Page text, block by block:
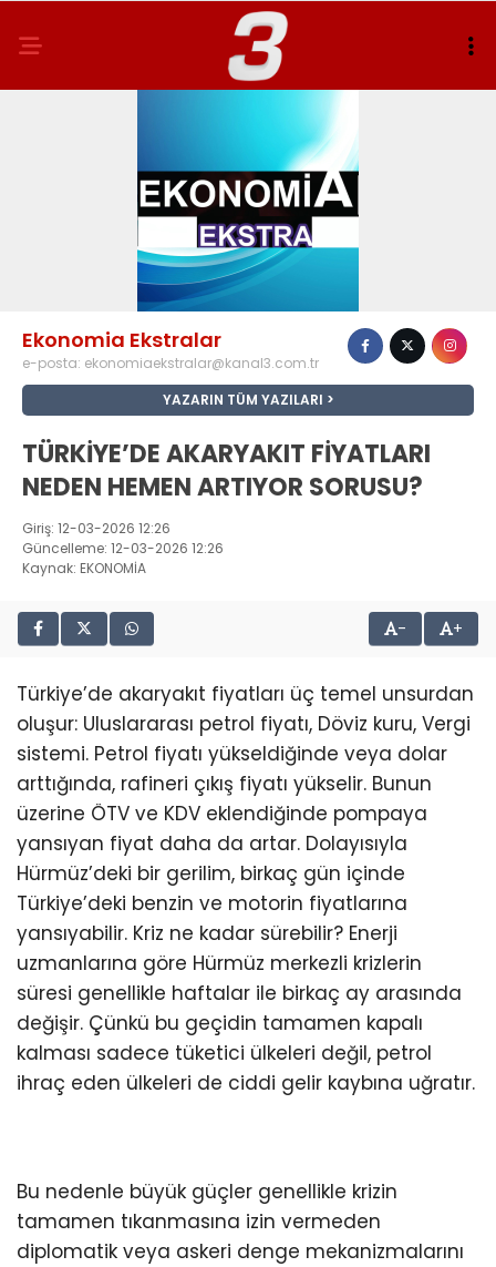
Ekonomia Ekstralar
e-posta: ekonomiaekstralar@kanal3.com.tr
YAZARIN TÜM YAZILARI
TÜRKİYE’DE AKARYAKIT FİYATLARI
NEDEN HEMEN ARTIYOR SORUSU?
Giriş: 12-03-2026 12:26
Güncelleme: 12-03-2026 12:26
Kaynak: EKONOMİA
- +
Türkiye’de akaryakıt fiyatları üç temel unsurdan
oluşur: Uluslararası petrol fiyatı, Döviz kuru, Vergi
sistemi. Petrol fiyatı yükseldiğinde veya dolar
arttığında, rafineri çıkış fiyatı yükselir. Bunun
üzerine ÖTV ve KDV eklendiğinde pompaya
yansıyan fiyat daha da artar. Dolayısıyla
Hürmüz’deki bir gerilim, birkaç gün içinde
Türkiye’deki benzin ve motorin fiyatlarına
yansıyabilir. Kriz ne kadar sürebilir? Enerji
uzmanlarına göre Hürmüz merkezli krizlerin
süresi genellikle haftalar ile birkaç ay arasında
değişir. Çünkü bu geçidin tamamen kapalı
kalması sadece tüketici ülkeleri değil, petrol
ihraç eden ülkeleri de ciddi gelir kaybına uğratır.
Bu nedenle büyük güçler genellikle krizin
tamamen tıkanmasına izin vermeden
diplomatik veya askeri denge mekanizmalarını